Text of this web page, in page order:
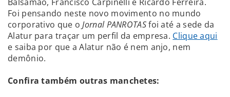
Balsamão, Francisco Carpinelli e Ricardo Ferreira.
Foi pensando neste novo movimento no mundo
corporativo que oJornal PANROTASfoi até a sede da
Alatur para traçar um perfil da empresa. Clique aqui
e saiba por que a Alatur não é nem anjo, nem
demônio.
Confira também outras manchetes: